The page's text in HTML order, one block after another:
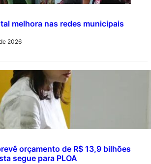
melhora nas redes municipais
2026
orçamento de R$ 13,9 bilhões
segue para PLOA